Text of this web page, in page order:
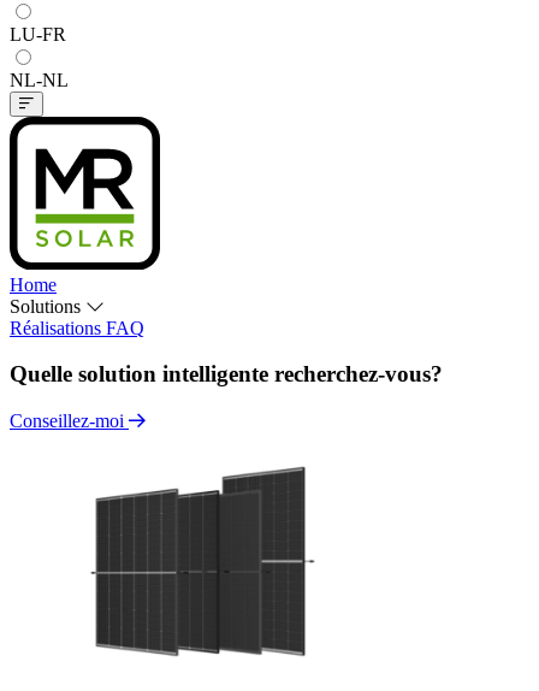
LU-FR
NL-NL
Home
Solutions
Réalisations FAQ
Quelle solution intelligente recherchez-vous?
Conseillez-moi